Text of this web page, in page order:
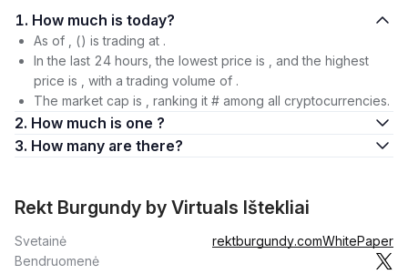
1. How much is today?
As of , () is trading at .
In the last 24 hours, the lowest price is , and the highest
price is , with a trading volume of .
The market cap is , ranking it # among all cryptocurrencies.
2. How much is one ?
3. How many are there?
Rekt Burgundy by Virtuals Ištekliai
Svetainė rektburgundy.comWhitePaper
Bendruomenė